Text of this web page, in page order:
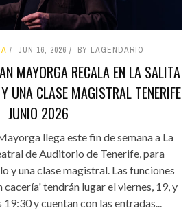
JUN 16, 2026 BY LAGENDARIO
MAYORGA RECALA EN LA SALITA
UNA CLASE MAGISTRAL TENERIFE
JUNIO 2026
llega este fin de semana a La
de Auditorio de Tenerife, para
y una clase magistral. Las funciones
tendrán lugar el viernes, 19, y
y cuentan con las entradas...